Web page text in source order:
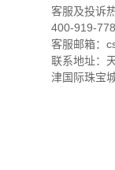
客服及投诉
400-919-
客服邮箱：
联系地址：
津国际珠宝